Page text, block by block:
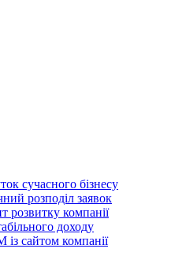
сучасного бізнесу
розподіл заявок
розвитку компанії
доходу
із сайтом компанії